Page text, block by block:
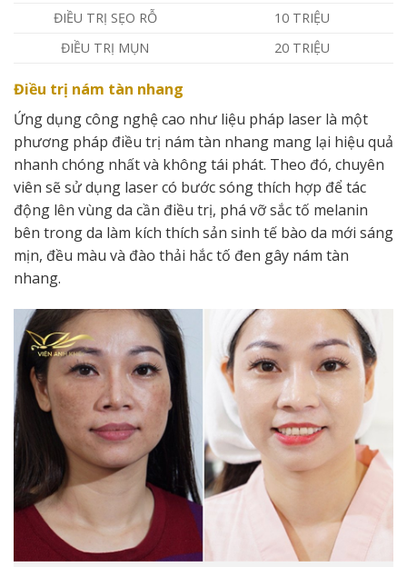
ĐIỀU TRỊ SẸO RỖ
10 TRIỆU
ĐIỀU TRỊ MỤN
20 TRIỆU
Điều trị nám tàn nhang
Ứng dụng công nghệ cao như liệu pháp laser là một
phương pháp điều trị nám tàn nhang mang lại hiệu quả
nhanh chóng nhất và không tái phát. Theo đó, chuyên
viên sẽ sử dụng laser có bước sóng thích hợp để tác
động lên vùng da cần điều trị, phá vỡ sắc tố melanin
bên trong da làm kích thích sản sinh tế bào da mới sáng
mịn, đều màu và đào thải hắc tố đen gây nám tàn
nhang.